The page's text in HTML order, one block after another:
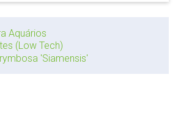
Aquários
(Low Tech)
'Siamensis'